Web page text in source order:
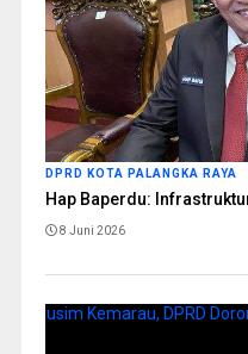
DPRD KOTA PALANGKA RAYA
Hap Baperdu:
8 Juni 2026